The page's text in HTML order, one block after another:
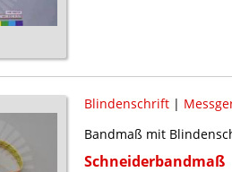
Blindenschrift|
Bandmaß mit
Schneiderbandmaß